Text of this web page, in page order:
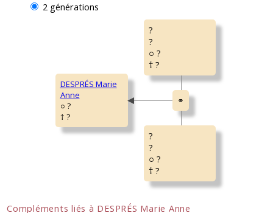
2 générations
DESPRÉS Marie
Anne
○ ?
† ?
?
?
○ ?
† ?
?
?
○ ?
† ?
Compléments liés à DESPRÉS Marie Anne